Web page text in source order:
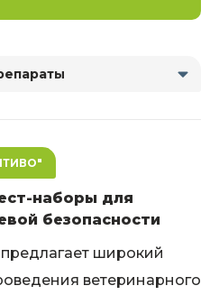
наборы для
безопасности
широкий
ветеринарного